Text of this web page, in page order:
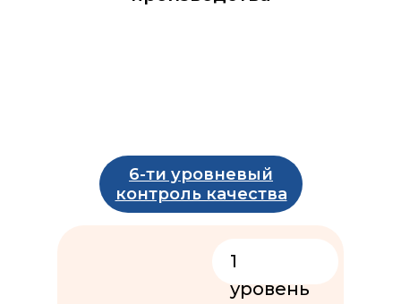
1
уровень
6-ти уровневый
контроль качества